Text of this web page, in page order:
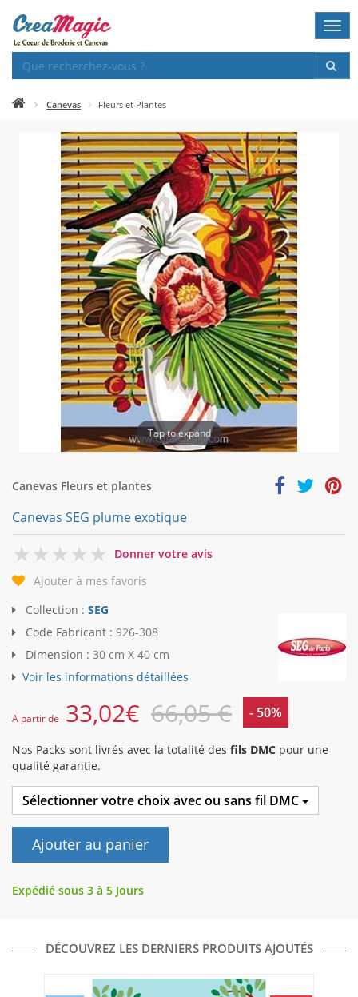
Canevas Fleurs et Plantes
Tap to expand
Canevas Fleurs et plantes
Canevas SEG plume exotique
0
Donner votre avis
Ajouter à mes favoris
Collection : SEG
Code Fabricant : 926-308
Dimension : 30 cm X 40 cm
Voir les informations détaillées
A partir de 33,02€ 66,05 € - 50%
Nos Packs sont livrés avec la totalité des fils DMC pour une
qualité garantie.
Sélectionner votre choix avec ou sans fil DMC
Ajouter au panier
Expédié sous 3 à 5 Jours
DÉCOUVREZ LES DERNIERS PRODUITS AJOUTÉS